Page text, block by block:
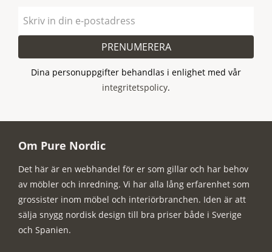
PRENUMERERA
Dina personuppgifter behandlas i enlighet med vår
integritetspolicy.
Om Pure Nordic
Det här är en webhandel för er som gillar och har behov
av möbler och inredning. Vi har alla lång erfarenhet som
grossister inom möbel och interiörbranchen. Iden är att
sälja snygg nordisk design till bra priser både i Sverige
och Spanien.